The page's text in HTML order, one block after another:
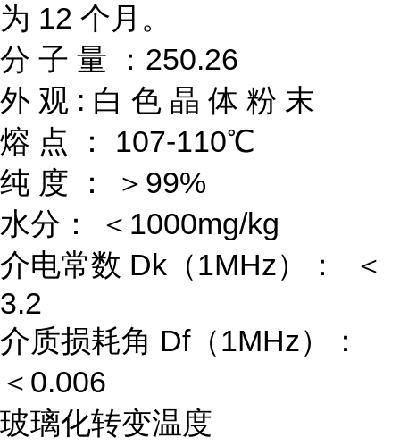
为 12 个月。
分 子 量 ：250.26
外 观 : 白 色 晶 体 粉 末
熔 点 ： 107-110℃
纯 度 ： ＞99%
水分： ＜1000mg/kg
介电常数 Dk（1MHz）： ＜
3.2
介质损耗角 Df（1MHz）：
＜0.006
玻璃化转变温度